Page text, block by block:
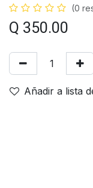
(0
Q 350.00
Añadir a lista